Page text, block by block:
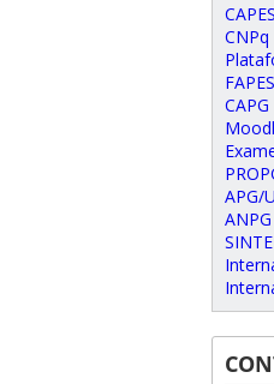
CAPES
CNPq
CAPG
APG/
ANPG